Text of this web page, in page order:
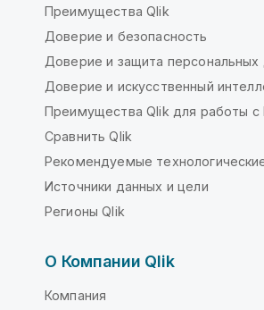
Преимущества Qlik
Доверие и безопасность
Доверие и защита персональных
Доверие и искусственный
Преимущества Qlik для работы с
Сравнить Qlik
Рекомендуемые
Источники данных и цели
Регионы Qlik
О Компании Qlik
Компания